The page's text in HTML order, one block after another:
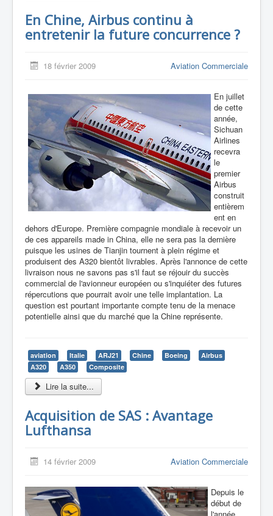
En Chine, Airbus continu à
entretenir la future concurrence ?
18 février 2009 Aviation Commerciale
En juillet
de cette
année,
Sichuan
Airlines
recevra
le
premier
Airbus
construit
entièrem
ent en
dehors d'Europe. Première compagnie mondiale à recevoir un
de ces appareils made in China, elle ne sera pas la dernière
puisque les usines de Tianjin tournent à plein régime et
produisent des A320 bientôt livrables. Après l'annonce de cette
livraison nous ne savons pas s'il faut se réjouir du succès
commercial de l'avionneur européen ou s'inquiéter des futures
répercutions que pourrait avoir une telle implantation. La
question est pourtant importante compte tenu de la menace
potentielle ainsi que du marché que la Chine représente.
aviation Italie ARJ21 Chine Boeing
Airbus
A320
A350 Composite
Lire la suite...
Acquisition de SAS : Avantage
Lufthansa
14 février 2009 Aviation Commerciale
Depuis le
début de